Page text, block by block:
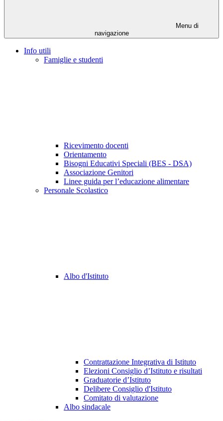
Menu di
navigazione
Info utili
Famiglie e studenti
Ricevimento docenti
Orientamento
Bisogni Educativi Speciali (BES - DSA)
Associazione Genitori
Linee guida per l’educazione alimentare
Personale Scolastico
Albo d'Istituto
Contrattazione Integrativa di Istituto
Elezioni Consiglio d’Istituto e risultati
Graduatorie d’Istituto
Delibere Consiglio d'Istituto
Comitato di valutazione
Albo sindacale